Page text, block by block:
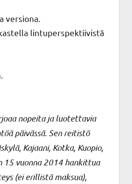
versiona.
lintuperspektiivistä
nopeita ja luotettavia
päivässä. Sen reitistö
Kajaani, Kotka, Kuopio,
15 vuonna 2014 hankittua
(ei erillistä maksua),